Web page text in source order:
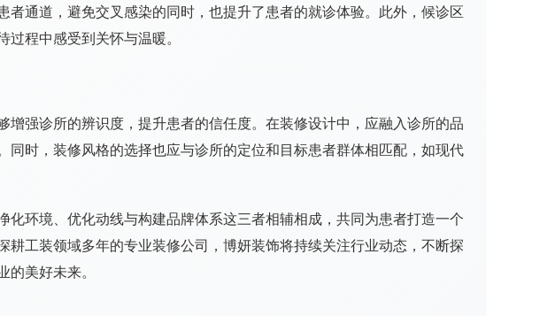
通道，避免交叉感染的同时，也提升了患者的就诊体验。此外，候诊区
程中感受到关怀与温暖。
强诊所的辨识度，提升患者的信任度。在装修设计中，应融入诊所的品
时，装修风格的选择也应与诊所的定位和目标患者群体相匹配，如现代
环境、优化动线与构建品牌体系这三者相辅相成，共同为患者打造一个
工装领域多年的专业装修公司，博妍装饰将持续关注行业动态，不断探
美好未来。